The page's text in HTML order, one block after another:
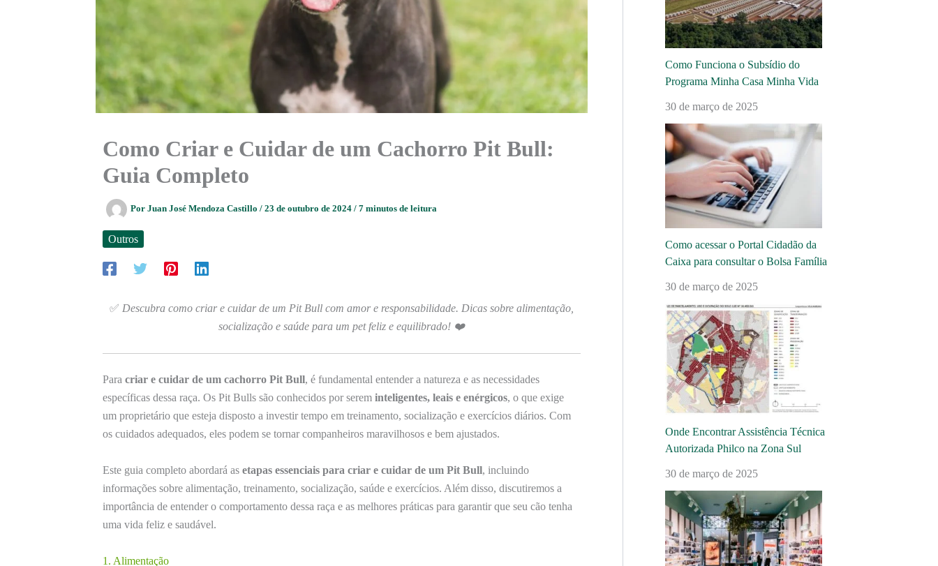
Como Criar e Cuidar de um Cachorro Pit Bull:
Guia Completo
Por Juan José Mendoza Castillo / 23 de outubro de 2024 / 7 minutos de leitura
Outros
✅ Descubra como criar e cuidar de um Pit Bull com amor e responsabilidade. Dicas sobre alimentação,
socialização e saúde para um pet feliz e equilibrado! ❤️
Para criar e cuidar de um cachorro Pit Bull, é fundamental entender a natureza e as necessidades
específicas dessa raça. Os Pit Bulls são conhecidos por serem inteligentes, leais e enérgicos, o que exige
um proprietário que esteja disposto a investir tempo em treinamento, socialização e exercícios diários. Com
os cuidados adequados, eles podem se tornar companheiros maravilhosos e bem ajustados.
Este guia completo abordará as etapas essenciais para criar e cuidar de um Pit Bull, incluindo
informações sobre alimentação, treinamento, socialização, saúde e exercícios. Além disso, discutiremos a
importância de entender o comportamento dessa raça e as melhores práticas para garantir que seu cão tenha
uma vida feliz e saudável.
1. Alimentação
Como Funciona o Subsídio do
Programa Minha Casa Minha Vida
30 de março de 2025
Como acessar o Portal Cidadão da
Caixa para consultar o Bolsa Família
30 de março de 2025
Onde Encontrar Assistência Técnica
Autorizada Philco na Zona Sul
30 de março de 2025